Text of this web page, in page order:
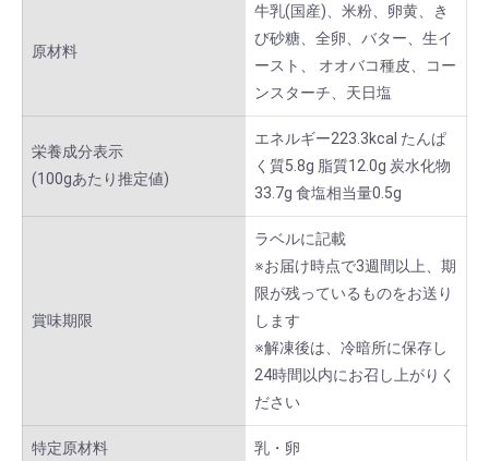
原材料
牛乳(国産)、米粉、卵黄、き
び砂糖、全卵、バター、生イ
ースト、 オオバコ種皮、コー
ンスターチ、天日塩
栄養成分表示
(100gあたり推定値)
エネルギー223.3kcal たんぱ
く質5.8g 脂質12.0g 炭水化物
33.7g 食塩相当量0.5g
賞味期限
ラベルに記載
※お届け時点で3週間以上、期
限が残っているものをお送り
します
※解凍後は、冷暗所に保存し
24時間以内にお召し上がりく
ださい
特定原材料 乳・卵